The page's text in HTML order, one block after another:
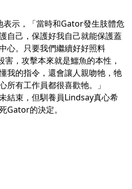
表示，「當時和Gator發生肢體危
自己，保護好我自己就能保護蓋
心。只要我們繼續好好照料
，攻擊本來就是鱷魚的本性，
我的指令，還會讓人親吻牠，牠
所有工作員都很喜歡牠。」
結束，但馴養員Lindsay真心希
Gator的決定。